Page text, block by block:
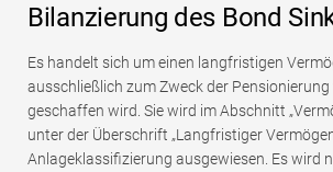
Bilanzierung des Bond
Es handelt sich um einen langfristigen
ausschließlich zum Zweck der Pensionierung
geschaffen wird. Sie wird im Abschnitt
unter der Überschrift „Langfristiger
Anlageklassifizierung ausgewiesen. Es wird